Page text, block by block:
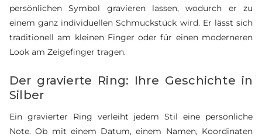
persönlichen Symbol gravieren lassen, wodurch er zu
einem ganz individuellen Schmuckstück wird. Er lässt sich
traditionell am kleinen Finger oder für einen moderneren
Look am Zeigefinger tragen.
Der gravierte Ring: Ihre Geschichte in
Silber
Ein gravierter Ring verleiht jedem Stil eine persönliche
Note. Ob mit einem Datum, einem Namen, Koordinaten